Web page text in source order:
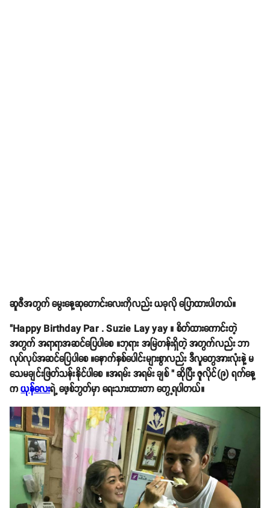
ဆူဇီအတွက် မွေးနေ့ဆုတောင်းလေးကိုလည်း ယခုလို ပြောထားပါတယ်။
"Happy Birthday Par . Suzie Lay yay ။ စိတ်ထားကောင်းတဲ့
အတွက် အရာရာအဆင်ပြေပါစေ ။ဘုရား အမြဲတန်းရှိတဲ့ အတွက်လည်း ဘာ
လုပ်လုပ်အဆင်ပြေပါစေ ။နောက်နှစ်ပေါင်းများစွာလည်း ဒီလူတွေအားလုံးနဲ့ မ
သေမချင်းဖြတ်သန်းနိုင်ပါစေ ။အရမ်း အရမ်း ချစ် " ဆိုပြီး ဇူလိုင်(၉) ရက်နေ့
ကယုန်လေးရဲ့ ဖေ့စ်ဘွတ်မှာ ရေးသားထားတာ တွေ့ရပါတယ်။